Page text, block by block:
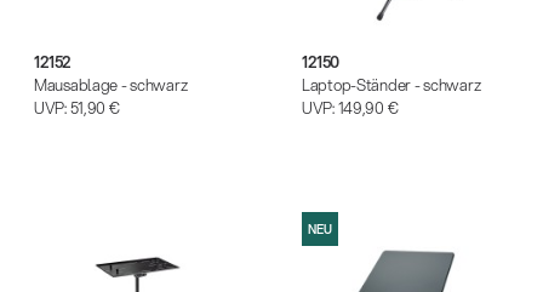
12152
Mausablage - schwarz
UVP:51,90 €
12150
Laptop-Ständer - schwarz
UVP:149,90 €
NEU